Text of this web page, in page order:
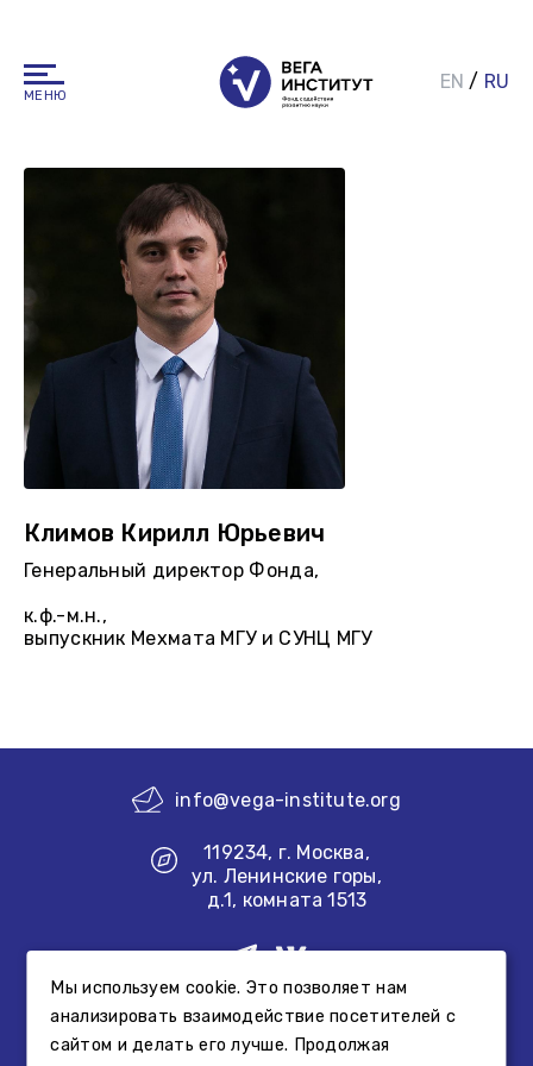
МЕНЮ
EN / RU
Климов Кирилл Юрьевич
Генеральный директор Фонда,
к.ф.-м.н.,
выпускник Мехмата МГУ и СУНЦ МГУ
info@vega-institute.org
119234, г. Москва,
ул. Ленинские горы,
д.1, комната 1513
Создание сайта
Информация, размещенная на сайте Фонда, не является
Мы используем cookie. Это позволяет нам
анализировать взаимодействие посетителей с
сайтом и делать его лучше. Продолжая